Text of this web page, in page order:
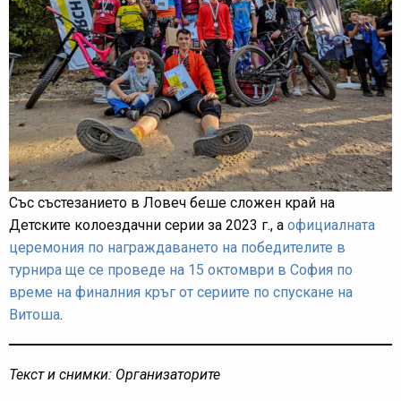
Със състезанието в Ловеч беше сложен край на
Детските колоездачни серии за 2023 г., а официалната
церемония по награждаването на победителите в
турнира ще се проведе на 15 октомври в София по
време на финалния кръг от сериите по спускане на
Витоша.
Текст и снимки: Организаторите